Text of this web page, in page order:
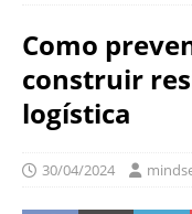
Como
construir
logística
30/04/2024